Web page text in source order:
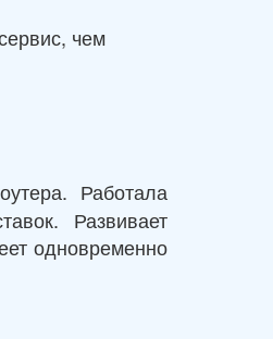
чем
Работала
Развивает
одновременно